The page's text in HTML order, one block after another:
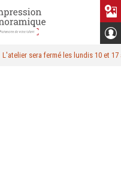
L'atelier sera fermé les lundis 10 et 17